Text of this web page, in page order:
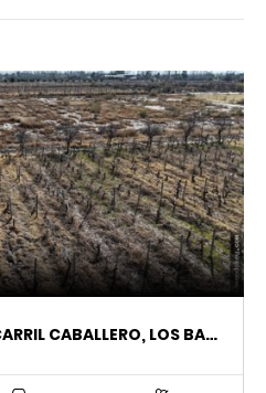
CABALLERO, LOS BA…